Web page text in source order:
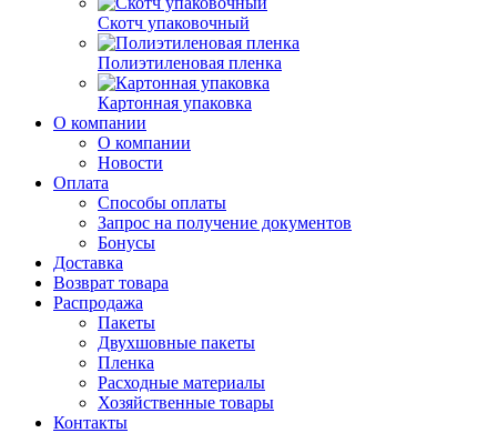
Скотч упаковочный
Полиэтиленовая пленка
Картонная упаковка
О компании
О компании
Новости
Оплата
Способы оплаты
Запрос на получение документов
Бонусы
Доставка
Возврат товара
Распродажа
Пакеты
Двухшовные пакеты
Пленка
Расходные материалы
Хозяйственные товары
Контакты